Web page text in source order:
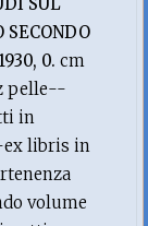
SECONDO
0.cm
pelle--
in
libris in
volume